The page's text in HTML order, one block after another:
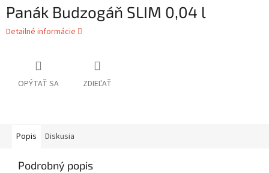
Panák Budzogáň SLIM 0,04 l
Detailné informácie
OPÝTAŤ SA ZDIEĽAŤ
Popis Diskusia
Podrobný popis